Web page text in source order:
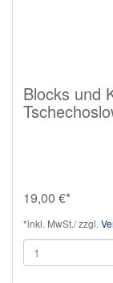
Blocks und
19,00 €*
*inkl. MwSt./ zzgl.